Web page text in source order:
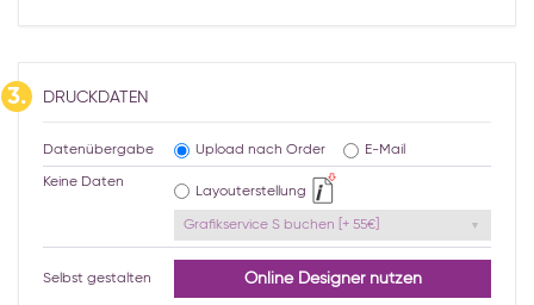
3. DRUCKDATEN
Datenübergabe Upload nach Order E-Mail
Keine Daten
Layouterstellung
Grafikservice S buchen [+ 55€]
Selbst gestalten Online Designer nutzen